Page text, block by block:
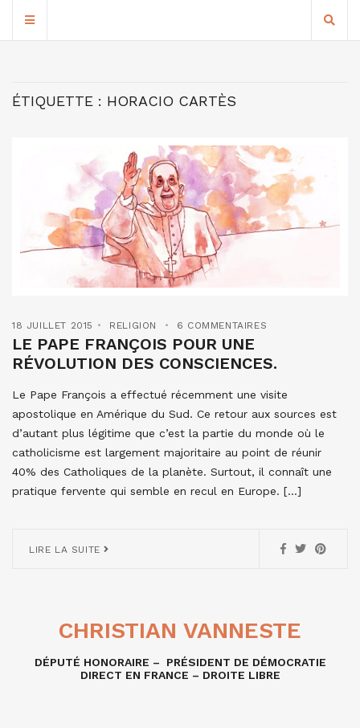
ÉTIQUETTE : HORACIO CARTÈS
18 JUILLET 2015 RELIGION 6 COMMENTAIRES
LE PAPE FRANÇOIS POUR UNE
RÉVOLUTION DES CONSCIENCES.
Le Pape François a effectué récemment une visite
apostolique en Amérique du Sud. Ce retour aux sources est
d’autant plus légitime que c’est la partie du monde où le
catholicisme est largement majoritaire au point de réunir
40% des Catholiques de la planète. Surtout, il connaît une
pratique fervente qui semble en recul en Europe. […]
LIRE LA SUITE
CHRISTIAN VANNESTE
DÉPUTÉ HONORAIRE – PRÉSIDENT DE DÉMOCRATIE
DIRECT EN FRANCE – DROITE LIBRE